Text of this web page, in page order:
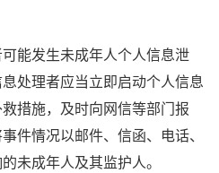
能发生未成年人个人信息泄
处理者应当立即启动个人信息
措施，及时向网信等部门报
件情况以邮件、信函、电话、
未成年人及其监护人。